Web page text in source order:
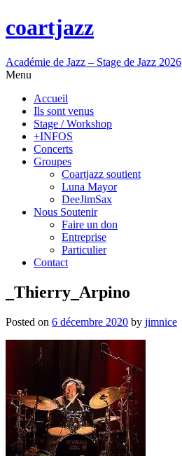
coartjazz
Académie de Jazz – Stage de Jazz 2026
Menu
Accueil
Ils sont venus
Stage / Workshop
+INFOS
Concerts
Groupes
Coartjazz soutient
Luna Mayor
DeeJimSax
Nous Soutenir
Faire un don
Entreprise
Particulier
Contact
_Thierry_Arpino
Posted on 6 décembre 2020 by jimnice